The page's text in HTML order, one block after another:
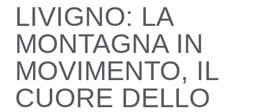
LIVIGNO: LA
MONTAGNA IN
MOVIMENTO, IL
CUORE DELLO